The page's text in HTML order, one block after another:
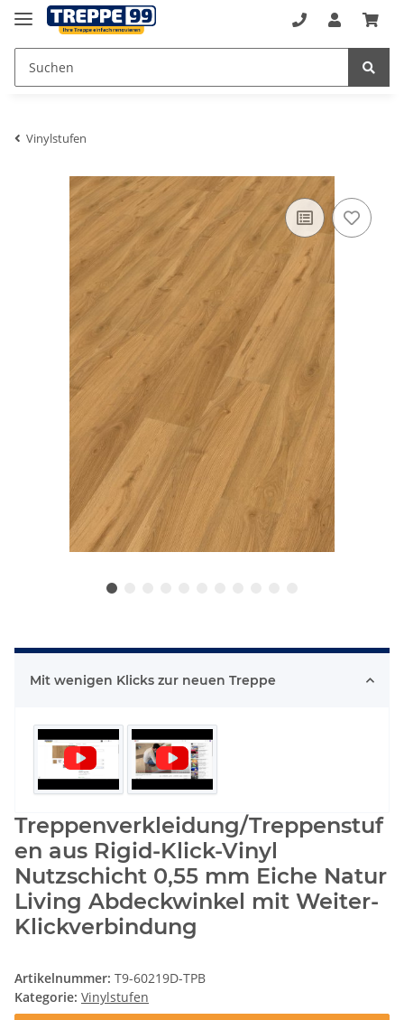
Vinylstufen
Mit wenigen Klicks zur neuen Treppe
Treppenverkleidung/Treppenstuf
en aus Rigid-Klick-Vinyl
Nutzschicht 0,55 mm Eiche Natur
Living Abdeckwinkel mit Weiter-
Klickverbindung
Artikelnummer: T9-60219D-TPB
Kategorie: Vinylstufen